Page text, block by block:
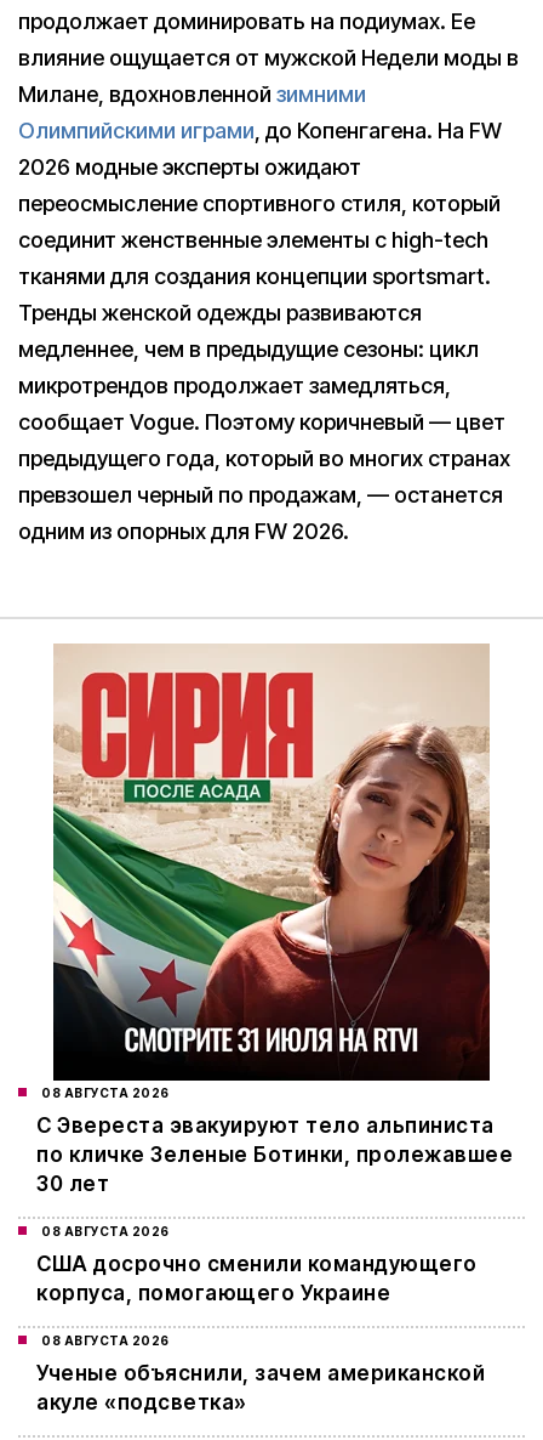
продолжает доминировать на подиумах. Ее
влияние ощущается от мужской Недели моды в
Милане, вдохновленной зимними
Олимпийскими играми , до Копенгагена. На FW
2026 модные эксперты ожидают
переосмысление спортивного стиля, который
соединит женственные элементы с high-tech
тканями для создания концепции sportsmart.
Тренды женской одежды развиваются
медленнее, чем в предыдущие сезоны: цикл
микротрендов продолжает замедляться,
сообщает Vogue. Поэтому коричневый — цвет
предыдущего года, который во многих странах
превзошел черный по продажам, — останется
одним из опорных для FW 2026.
08 АВГУСТА 2026
С Эвереста эвакуируют тело альпиниста
по кличке Зеленые Ботинки, пролежавшее
30 лет
08 АВГУСТА 2026
США досрочно сменили командующего
корпуса, помогающего Украине
08 АВГУСТА 2026
Ученые объяснили, зачем американской
акуле «подсветка»